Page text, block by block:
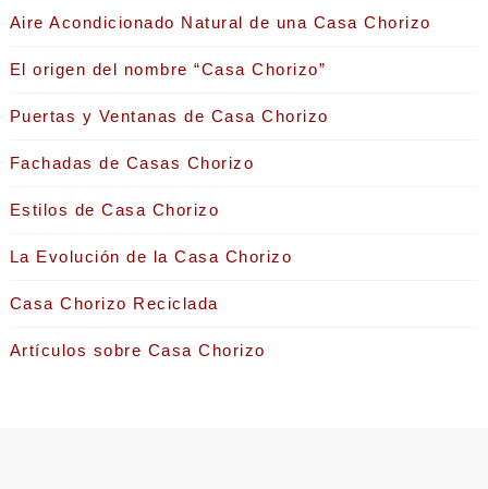
Aire Acondicionado Natural de una Casa Chorizo
El origen del nombre “Casa Chorizo”
Puertas y Ventanas de Casa Chorizo
Fachadas de Casas Chorizo
Estilos de Casa Chorizo
La Evolución de la Casa Chorizo
Casa Chorizo Reciclada
Artículos sobre Casa Chorizo